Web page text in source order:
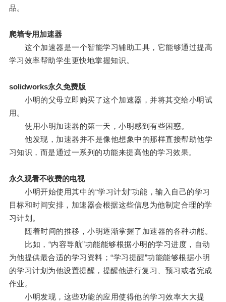
品。
爬墙专用加速器
这个加速器是一个智能学习辅助工具，它能够通过提高
学习效率帮助学生更快地掌握知识。
solidworks永久免费版
小明的父母立即购买了这个加速器，并将其交给小明试
用。
使用小明加速器的第一天，小明感到有些困惑。
他发现，加速器并不是像他想象中的那样直接帮助他学
习知识，而是通过一系列的功能来提高他的学习效果。
永久观看不收费的电视
小明开始使用其中的“学习计划”功能，输入自己的学习
目标和时间安排，加速器会根据这些信息为他制定合理的学
习计划。
随着时间的推移，小明逐渐掌握了加速器的各种功能。
比如，“内容导航”功能能够根据小明的学习进度，自动
为他提供最合适的学习资料；“学习提醒”功能能够根据小明
的学习计划为他设置提醒，提醒他进行复习、预习或者完成
作业。
小明发现，这些功能的应用使得他的学习效率大大提